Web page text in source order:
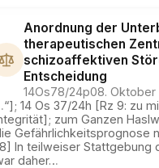
Anordnung der
therapeutischen
schizoaffektiven
Entscheidung
14Os78/24p08. Oktober
“]; 14 Os 37/24h [Rz 9: zu
zum Ganzen
Gefährlichkeitsprognose
In teilweiser Stattgebung
daher…